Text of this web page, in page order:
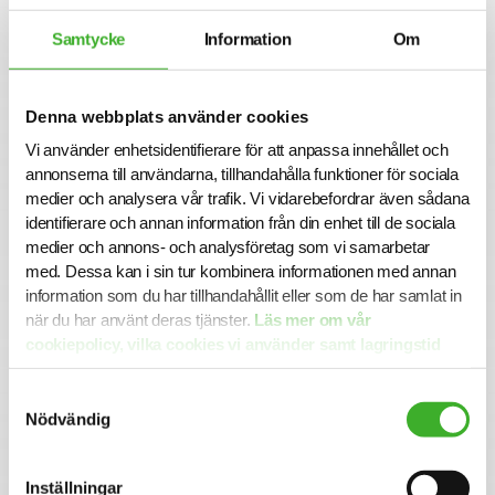
Samtycke Information Om
Denna webbplats använder cookies
Vi använder enhetsidentifierare för att anpassa innehållet och
annonserna till användarna, tillhandahålla funktioner för sociala
medier och analysera vår trafik. Vi vidarebefordrar även sådana
identifierare och annan information från din enhet till de sociala
medier och annons- och analysföretag som vi samarbetar
med. Dessa kan i sin tur kombinera informationen med annan
information som du har tillhandahållit eller som de har samlat in
när du har använt deras tjänster. Läs mer om vår
cookiepolicy, vilka cookies vi använder samt lagringstid
här.
Nödvändig
Inställningar
och därmed en unik möjlighet att ta din karriär till nästa
steg.
Vi på SJR bryr oss om vår personal och tillsammans med
oss får du en långsiktig partner som ger dig trygghet och
stöd. Vi är lyhörda för dina behov och du kommer att ha
en nära relation med din konsultchef som stöttar dig i din
utveckling.
Se lediga jobb
SJR är ett av Sveriges ledande och mest erfarna bolag
1993 har vi varit specialiserade inom såväl